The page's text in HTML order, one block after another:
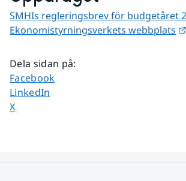
SMHIs regleringsbrev för budgetåret
Ekonomistyrningsverkets webbplats
Dela sidan på:
Dela sidan på
Facebook
Dela sidan på
LinkedIn
Dela sidan på
X